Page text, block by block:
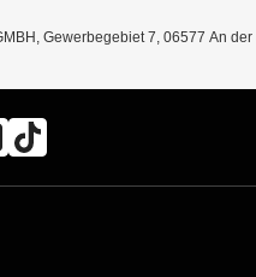
Gewerbegebiet 7, 06577 An